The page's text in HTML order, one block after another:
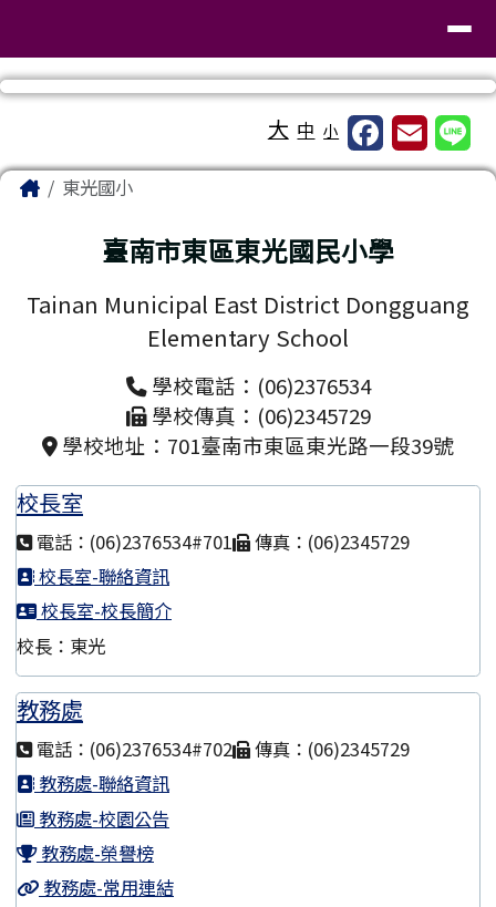
大 中 小
主內容區域
Home東光國小
臺南市東區東光國民小學
Tainan Municipal East District Dongguang
Elementary School
學校電話：(06)2376534
學校傳真：(06)2345729
學校地址：701臺南市東區東光路一段39號
校長室
電話：(06)2376534#701
傳真：(06)2345729
校長室-聯絡資訊
校長室-校長簡介
校長：東光
教務處
電話：(06)2376534#702
傳真：(06)2345729
教務處-聯絡資訊
教務處-校園公告
教務處-榮譽榜
教務處-常用連結
頁尾區域